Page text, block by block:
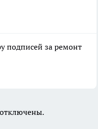
подписей за ремонт